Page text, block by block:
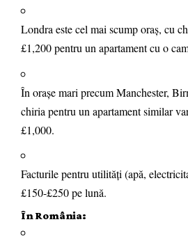
Londra este cel mai scump oraș, cu
£1,200 pentru un apartament cu o
În orașe mari precum Manchester,
chiria pentru un apartament similar
£1,000.
Facturile pentru utilități (apă,
£150-£250 pe lună.
În România: